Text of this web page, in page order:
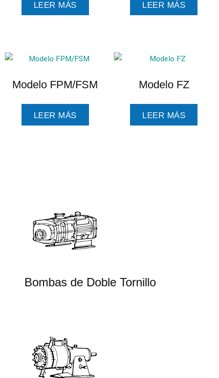
LEER MÁS LEER MÁS
Modelo FPM/FSM
LEER MÁS
Modelo FZ
LEER MÁS
Bombas de Doble Tornillo